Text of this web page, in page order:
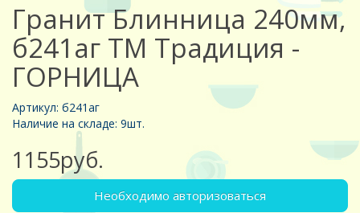
Гранит Блинница 240мм,
б241аг ТМ Традиция -
ГОРНИЦА
Артикул: б241аг
Наличие на складе: 9шт.
1155руб.
Необходимо авторизоваться